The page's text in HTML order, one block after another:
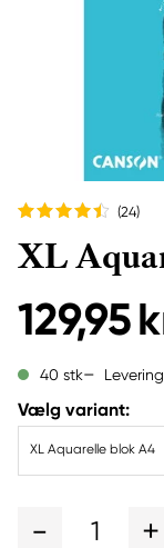
(24)
XL
129,95
40 stk
Vælg variant:
XL Aquarelle blok A4
1